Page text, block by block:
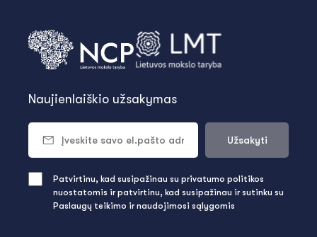
Naujienlaiškio užsakymas
Užsakyti
Patvirtinu, kad susipažinau su privatumo politikos
nuostatomis ir patvirtinu, kad susipažinau ir sutinku su
Paslaugų teikimo ir naudojimosi sąlygomis